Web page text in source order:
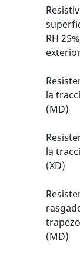
RH
la
(MD)
la
(XD)
(MD)